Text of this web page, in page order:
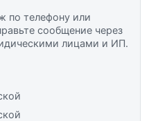
по телефону или
сообщение через
лицами и ИП.